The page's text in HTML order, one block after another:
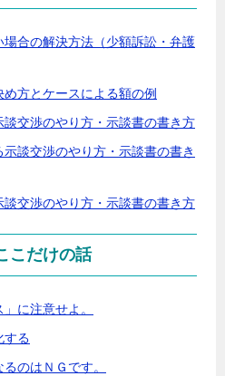
場合の解決方法（少額訴訟・弁護
方とケースによる額の例
談交渉のやり方・示談書の書き方
談交渉のやり方・示談書の書き
談交渉のやり方・示談書の書き方
こだけの話
に注意せよ。
する
のはＮＧです。